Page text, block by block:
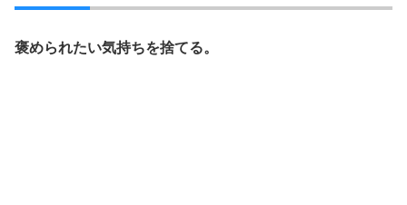
褒められたい気持ちを捨てる。